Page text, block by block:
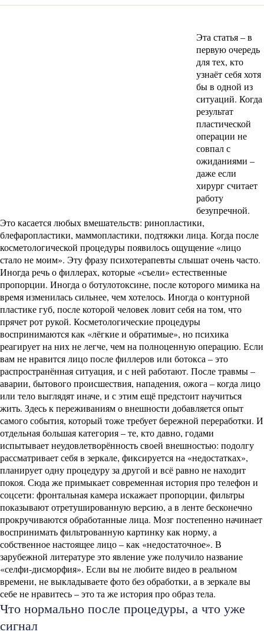
Эта статья – в
первую очередь
для тех, кто
узнаёт себя хотя
бы в одной из
ситуаций. Когда
результат
пластической
операции не
совпал с
ожиданиями –
даже если
хирург считает
работу
безупречной.
Это касается любых вмешательств: ринопластики,
блефаропластики, маммопластики, подтяжки лица. Когда после
косметологической процедуры появилось ощущение «лицо
стало не моим». Эту фразу психотерапевты слышат очень часто.
Иногда речь о филлерах, которые «съели» естественные
пропорции. Иногда о ботулотоксине, после которого мимика на
время изменилась сильнее, чем хотелось. Иногда о контурной
пластике губ, после которой человек ловит себя на том, что
прячет рот рукой. Косметологические процедуры
воспринимаются как «лёгкие и обратимые», но психика
реагирует на них не легче, чем на полноценную операцию. Если
вам не нравится лицо после филлеров или ботокса – это
распространённая ситуация, и с ней работают. После травмы –
аварии, бытового происшествия, нападения, ожога – когда лицо
или тело выглядят иначе, и с этим ещё предстоит научиться
жить. Здесь к переживаниям о внешности добавляется опыт
самого события, который тоже требует бережной переработки. И
отдельная большая категория – те, кто давно, годами
испытывает неудовлетворённость своей внешностью: подолгу
рассматривает себя в зеркале, фиксируется на «недостатках»,
планирует одну процедуру за другой и всё равно не находит
покоя. Сюда же примыкает современная история про телефон и
соцсети: фронтальная камера искажает пропорции, фильтры
показывают отретушированную версию, а в ленте бесконечно
прокручиваются обработанные лица. Мозг постепенно начинает
воспринимать фильтрованную картинку как норму, а
собственное настоящее лицо – как «недостаточное». В
зарубежной литературе это явление уже получило название
«селфи-дисморфия». Если вы не любите видео в реальном
времени, не выкладываете фото без обработки, а в зеркале вы
себе не нравитесь – это та же история про образ тела.
Что нормально после процедуры, а что уже
сигнал